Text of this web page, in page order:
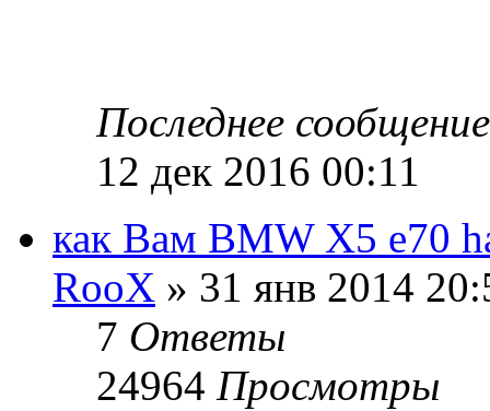
Последнее
12 дек 2016 00:11
как Вам BMW X5 e70
RooX » 31 янв 2014
7 Ответы
24964 Просмотры